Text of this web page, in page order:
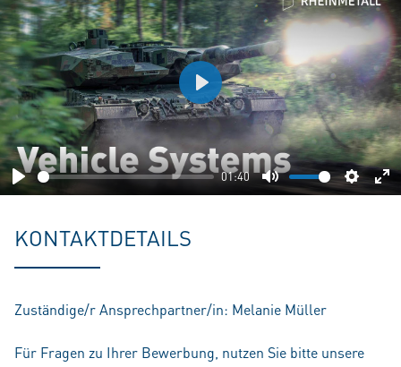
Play
01:40
Mute
Play
KONTAKTDETAILS
Zuständige/r Ansprechpartner/in: Melanie Müller
Für Fragen zu Ihrer Bewerbung, nutzen Sie bitte unsere